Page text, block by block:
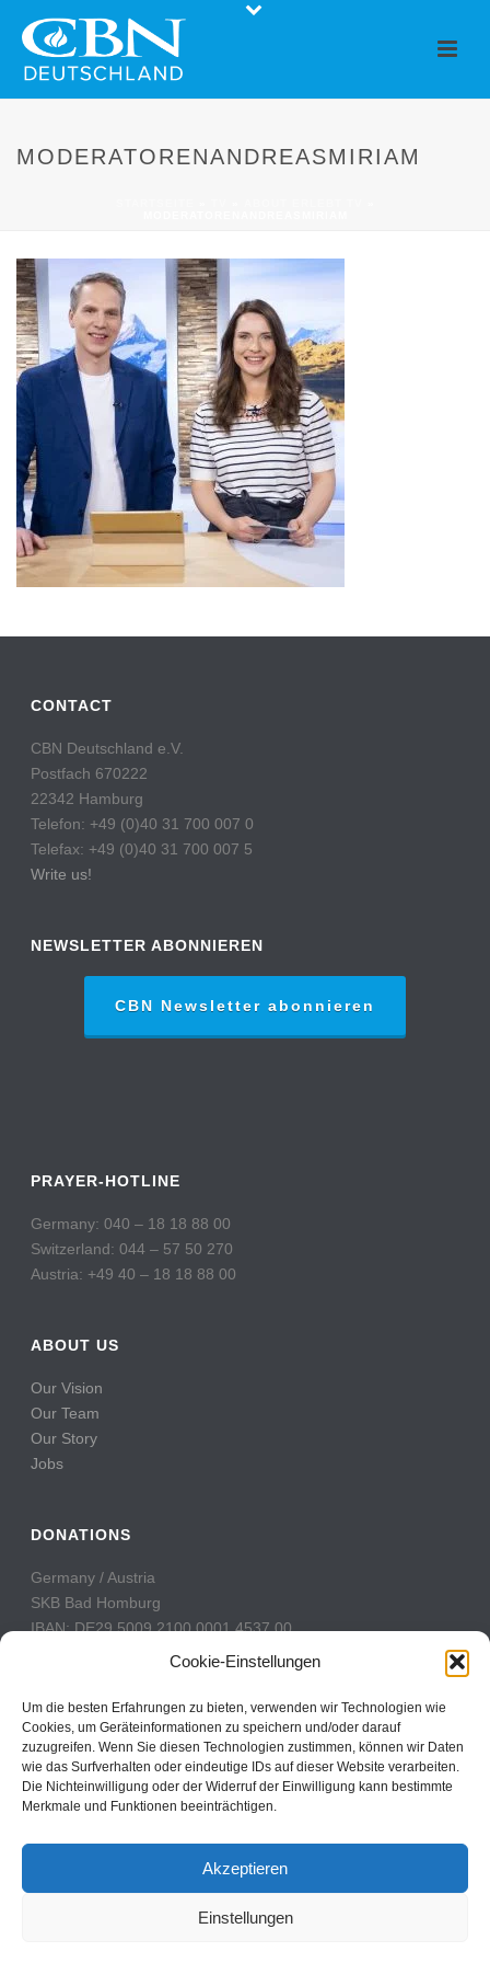
Cookie-Einstellungen
Um die besten Erfahrungen zu bieten, verwenden wir Technologien wie
Cookies, um Geräteinformationen zu speichern und/oder darauf
zuzugreifen. Wenn Sie diesen Technologien zustimmen, können wir Daten
wie das Surfverhalten oder eindeutige IDs auf dieser Website verarbeiten.
Die Nichteinwilligung oder der Widerruf der Einwilligung kann bestimmte
Merkmale und Funktionen beeinträchtigen.
Akzeptieren
Einstellungen
MODERATORENANDREASMIRIAM
CONTACT
CBN Deutschland e.V.
Postfach 670222
22342 Hamburg
Telefon: +49 (0)40 31 700 007 0
Telefax: +49 (0)40 31 700 007 5
Write us!
NEWSLETTER ABONNIEREN
CBN Newsletter abonnieren
PRAYER-HOTLINE
Germany: 040 – 18 18 88 00
Switzerland: 044 – 57 50 270
Austria: +49 40 – 18 18 88 00
ABOUT US
Our Vision
Our Team
Our Story
Jobs
DONATIONS
Germany / Austria
SKB Bad Homburg
IBAN: DE29 5009 2100 0001 4537 00
BIC: GENODE51BH2
Switzerland
PostFinance
Konto: 60-742493-7
IBAN: CH31 0900 0000 6074 2493 7
BIC: POFICHBEXXX